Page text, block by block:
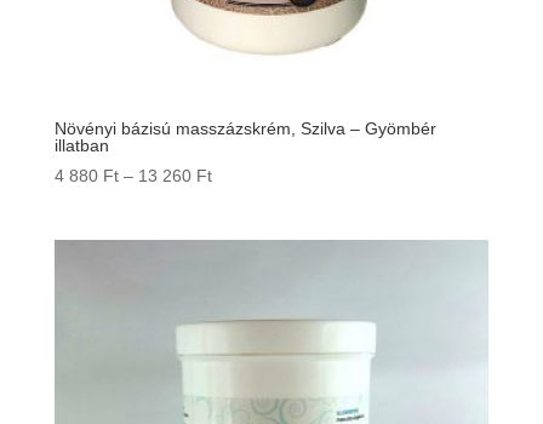
Növényi bázisú masszázskrém, Szilva – Gyömbér
illatban
4 880 Ft – 13 260 FtÁrtartomány: